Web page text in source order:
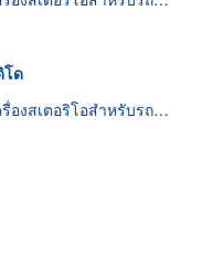
โด
งสเตอริโอสำหรับรถยนต์